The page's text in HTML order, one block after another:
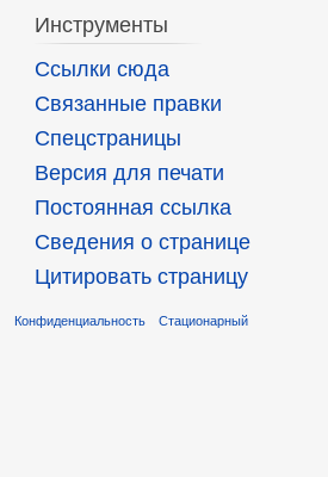
Инструменты
Ссылки сюда
Связанные правки
Спецстраницы
Версия для печати
Постоянная ссылка
Сведения о странице
Цитировать страницу
Конфиденциальность Стационарный